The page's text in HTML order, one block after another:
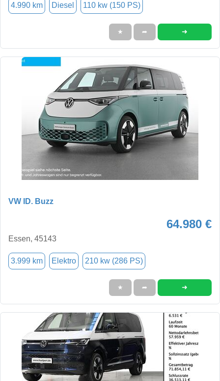
4.990 km Diesel 110 kw (150 PS)
★ ➦ ➜
VW ID. Buzz
64.980 €
Essen, 45143
3.999 km Elektro 210 kw (286 PS)
★ ➦ ➜